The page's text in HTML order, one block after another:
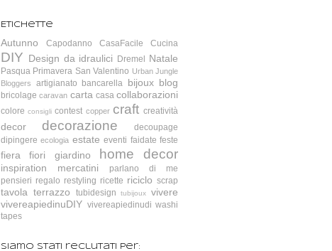
Etichette
Autunno Capodanno CasaFacile Cucina
DIY Design da idraulici Dremel Natale
Pasqua Primavera San Valentino Urban Jungle
Bloggers
artigianato bancarella bijoux blog
bricolage caravan carta casa collaborazioni
colore consigli contest copper craft creatività
decor decorazione
decoupage
dipingere ecologia estate eventi faidate feste
fiera fiori giardino home decor
inspiration mercatini
parlano di me
pensieri regalo restyling ricette riciclo scrap
tavola terrazzo tubidesign tubijoux
vivere
vivereapiedinuDIY vivereapiedinudi washi
tapes
Siamo stati reclutati per: